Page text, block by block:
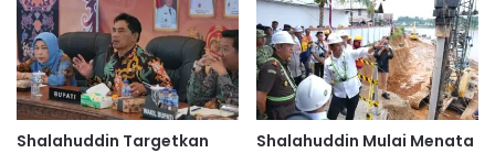
Shalahuddin Targetkan
Shalahuddin Mulai Menata